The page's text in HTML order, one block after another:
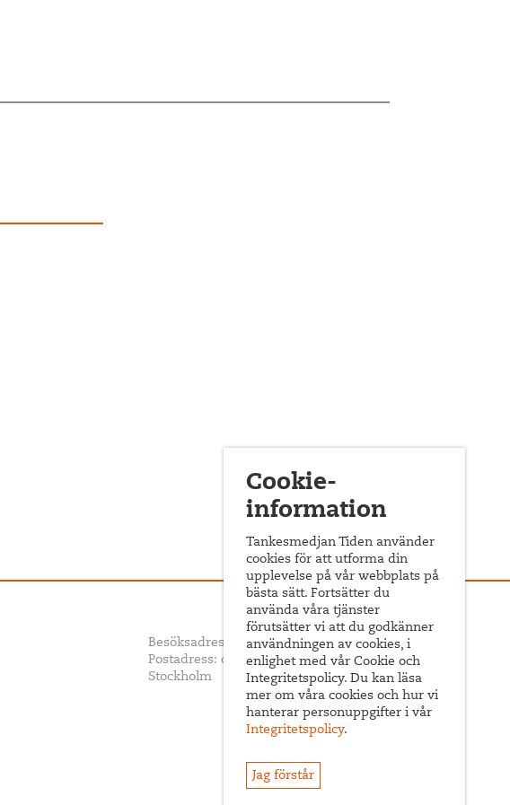
Besöksadress: Sveavägen 68
Postadress: c/o ABF Box 522, 101 30
Stockholm
Cookie-
information
Tankesmedjan Tiden använder
cookies för att utforma din
upplevelse på vår webbplats på
bästa sätt. Fortsätter du
använda våra tjänster
förutsätter vi att du godkänner
användningen av cookies, i
enlighet med vår Cookie och
Integritetspolicy. Du kan läsa
mer om våra cookies och hur vi
hanterar personuppgifter i vår
Integritetspolicy.
Jag förstår